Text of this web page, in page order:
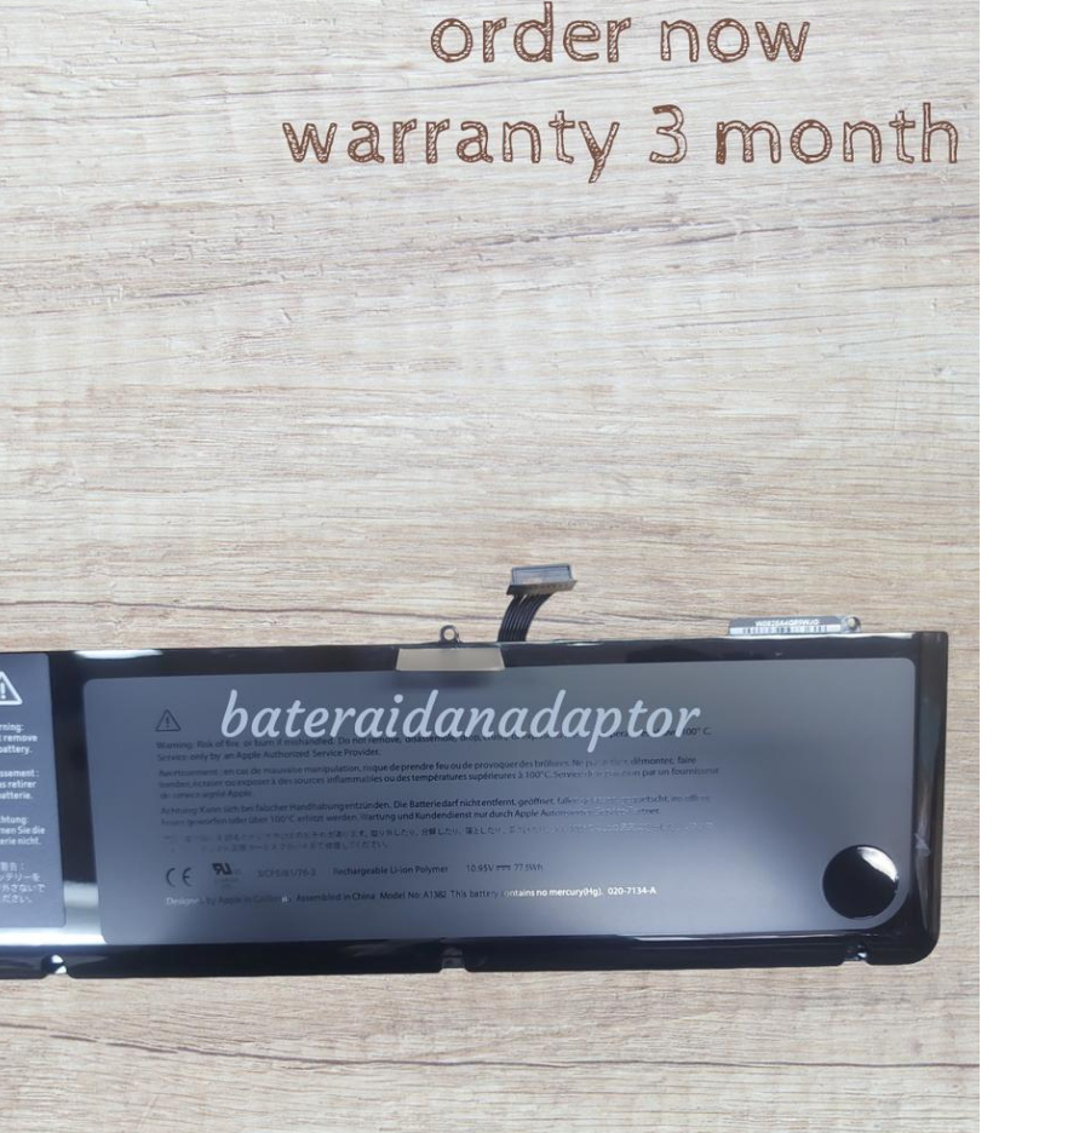
(Lampung)
pertama belanja via
mana baterai yang
ketemunya di
Tidak salah pilih
yang dijual berkualitas
mau cari sparepart
kesini aja deh.smoga
pembelinya .Terima